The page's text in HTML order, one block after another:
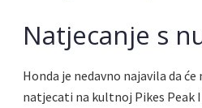
Natjecanje s
Honda je nedavno najavila da
natjecati na kultnoj Pikes Peak